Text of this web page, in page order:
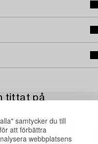
samtycker du till
att förbättra
webbplatsens
tittat på